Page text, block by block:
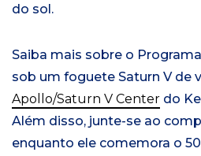
do sol.
Saiba mais sobre o
sob um foguete Saturn V de
Apollo/Saturn V Center do
Além disso, junte-se ao
enquanto ele comemora o